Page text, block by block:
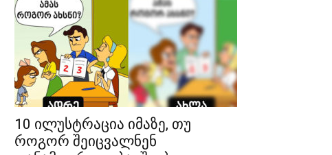
10 ილუსტრაცია იმაზე, თუ
როგორ შეიცვალნენ